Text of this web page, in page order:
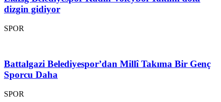
dizgin gidiyor
SPOR
Battalgazi Belediyespor’dan Millî Takıma Bir Genç
Sporcu Daha
SPOR